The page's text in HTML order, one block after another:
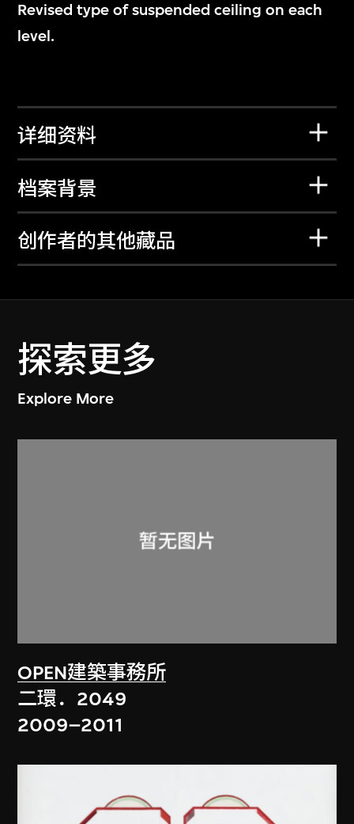
Revised type of suspended ceiling on each
level.
详细资料
档案背景
创作者的其他藏品
探索更多
Explore More
OPEN建築事務所
二環．2049
2009–2011